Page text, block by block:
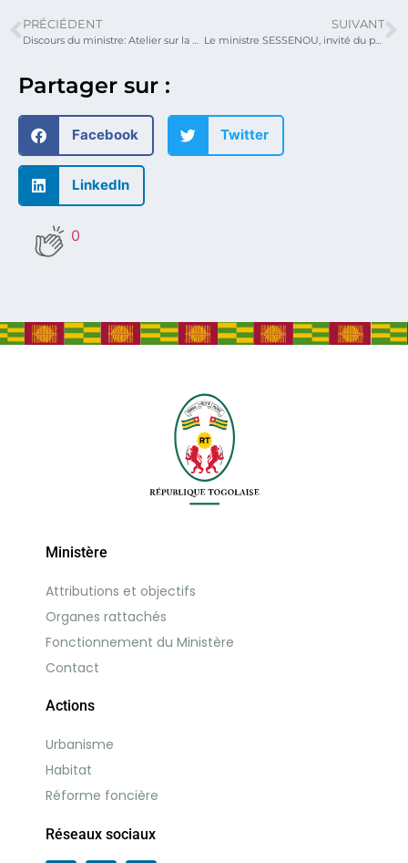
Partager sur :
Facebook Twitter
LinkedIn
0
PRÉCIÉDENT
Discours du ministre: Atelier sur la gestion efficiente des infrastructures urbaines ce Mardi, 23/02/2016
SUIVANT
Le ministre SESSENOU, invité du parti communiste Chinois
Ministère
Attributions et objectifs
Organes rattachés
Fonctionnement du Ministère
Contact
Actions
Urbanisme
Habitat
Réforme foncière
Réseaux sociaux